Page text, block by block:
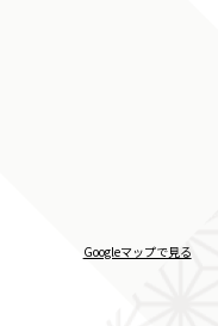
Googleマップで見る